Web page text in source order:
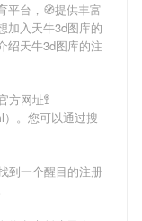
平台，🧭提供丰富
加入天牛3d图库的
绍天牛3d图库的注
方网址🚏
。您可以通过搜
到一个醒目的注册